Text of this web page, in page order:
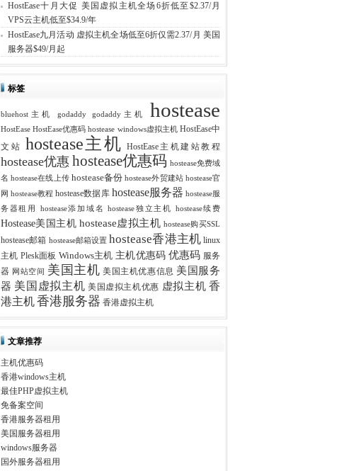
HostEase十月大促 美国虚拟主机全场6折低至$2.37/月
VPS云主机低至$34.9/年
HostEase九月活动 虚拟主机全场低至6折仅需2.37/月 美国
服务器$49/月起
标签
bluehost主机 godaddy godaddy主机 hostease
HostEase HostEase优惠码 hostease windows虚拟主机 HostEase中
文站 hostease主机 HostEase主机建站教程
hostease优惠 hostease优惠码 hostease免费域
名 hostease在线上传 hostease备份 hostease外贸建站 hostease官
网 hostease教程 hostease数据库 hostease服务器 hostease服
务器租用
hostease添加域名 hostease独立主机 hostease续费
Hostease美国主机 hostease虚拟主机 hostease购买SSL
hostease邮箱 hostease邮箱设置 hostease香港主机 linux
主机 Plesk面板 Windows主机 主机优惠码 优惠码 服务
器 网站空间 美国主机 美国主机优惠信息 美国服务
器 美国虚拟主机 美国虚拟主机优惠 虚拟主机 香
港主机香港服务器 香港虚拟主机
文章推荐
主机优惠码
香港windows主机
最佳PHP虚拟主机
免备案空间
香港服务器租用
美国服务器租用
windows服务器
国外服务器租用